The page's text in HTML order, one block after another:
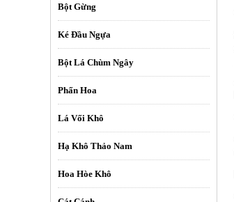
Bột Gừng
Ké Đầu Ngựa
Bột Lá Chùm Ngây
Phấn Hoa
Lá Vối Khô
Hạ Khô Thảo Nam
Hoa Hòe Khô